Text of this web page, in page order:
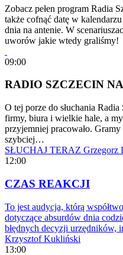
Zobacz pełen program Radia
także cofnąć datę w
dnia na antenie. W
uworów jakie wtedy graliśmy!
09:00
RADIO SZCZECIN
O tej porze do słuchania
firmy, biura i wielkie hale, a
przyjemniej pracowało.
szybciej…
SŁUCHAJ TERAZ Grzegorz
12:00
CZAS REAKCJI
To jest audycja, którą
dotyczące absurdów dnia
błędnych decyzji
Krzysztof Kukliński
13:00